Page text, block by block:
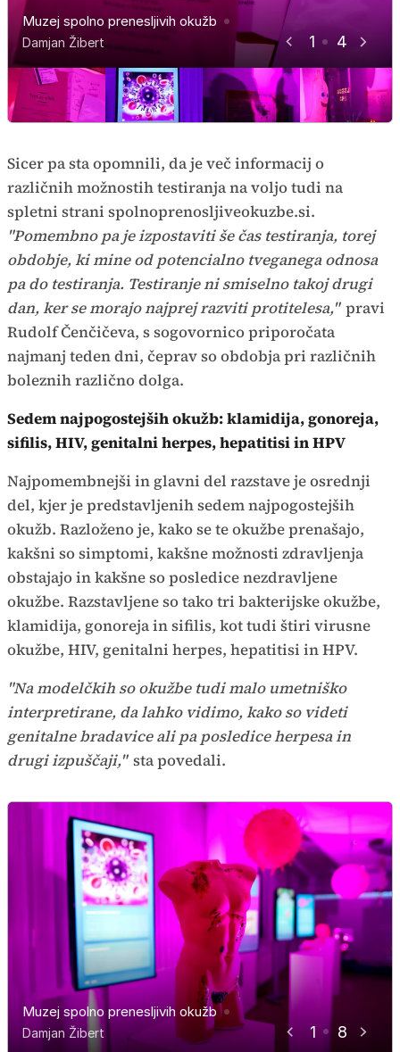
1 4
Muzej spolno prenesljivih okužb
Damjan Žibert
Muzej spolno prenesljivih okužb
Damjan Žibert
Muzej spolno prenesljivih okužb
Damjan Žibert
Muzej spolno prenesljivih okužb
Damjan Žibert
Sicer pa sta opomnili, da je več informacij o
različnih možnostih testiranja na voljo tudi na
spletni strani spolnoprenosljiveokuzbe.si.
"Pomembno pa je izpostaviti še čas testiranja, torej
obdobje, ki mine od potencialno tveganega odnosa
pa do testiranja. Testiranje ni smiselno takoj drugi
dan, ker se morajo najprej razviti protitelesa," pravi
Rudolf Čenčičeva, s sogovornico priporočata
najmanj teden dni, čeprav so obdobja pri različnih
boleznih različno dolga.
Sedem najpogostejših okužb: klamidija, gonoreja,
sifilis, HIV, genitalni herpes, hepatitisi in HPV
Najpomembnejši in glavni del razstave je osrednji
del, kjer je predstavljenih sedem najpogostejših
okužb. Razloženo je, kako se te okužbe prenašajo,
kakšni so simptomi, kakšne možnosti zdravljenja
obstajajo in kakšne so posledice nezdravljene
okužbe. Razstavljene so tako tri bakterijske okužbe,
klamidija, gonoreja in sifilis, kot tudi štiri virusne
okužbe, HIV, genitalni herpes, hepatitisi in HPV.
"Na modelčkih so okužbe tudi malo umetniško
interpretirane, da lahko vidimo, kako so videti
genitalne bradavice ali pa posledice herpesa in
drugi izpuščaji," sta povedali.
1 8
Muzej spolno prenesljivih okužb
Damjan Žibert
Muzej spolno prenesljivih okužb
Damjan Žibert
Muzej spolno prenesljivih okužb
Damjan Žibert
Muzej spolno prenesljivih okužb
Damjan Žibert
Muzej spolno prenesljivih okužb
Damjan Žibert
Muzej spolno prenesljivih okužb
Damjan Žibert
Muzej spolno prenesljivih okužb
Damjan Žibert
Muzej spolno prenesljivih okužb
Damjan Žibert